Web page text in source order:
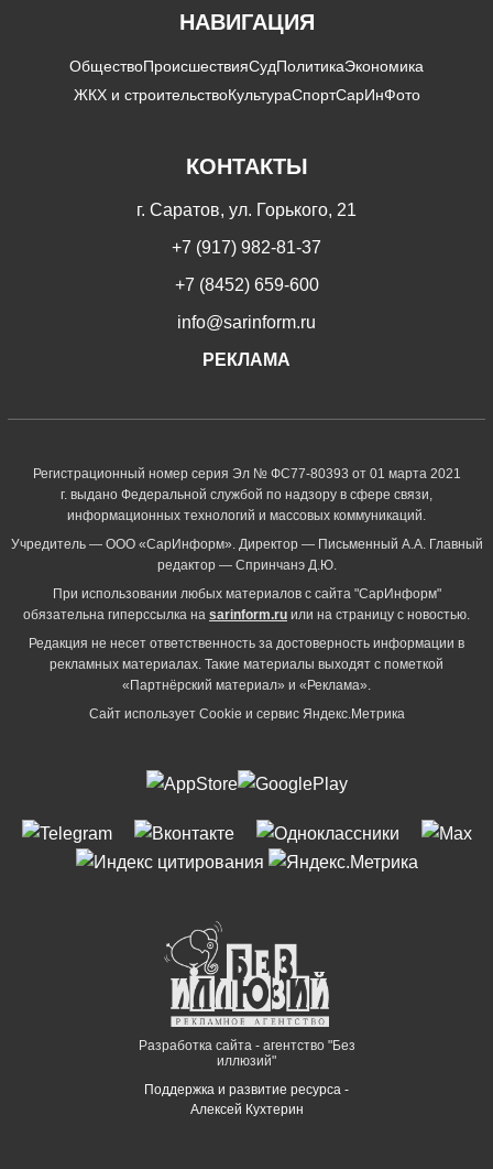
НАВИГАЦИЯ
ОбществоПроисшествияСудПолитикаЭкономика
ЖКХ и строительствоКультураСпортСарИнФото
КОНТАКТЫ
г. Саратов, ул. Горького, 21
+7 (917) 982-81-37
+7 (8452) 659-600
info@sarinform.ru
РЕКЛАМА
Регистрационный номер серия Эл № ФС77-80393 от 01 марта 2021
г. выдано Федеральной службой по надзору в сфере связи,
информационных технологий и массовых коммуникаций.
Учредитель — ООО «СарИнформ». Директор — Письменный А.А. Главный
редактор — Спринчанэ Д.Ю.
При использовании любых материалов с сайта "СарИнформ"
обязательна гиперссылка на sarinform.ru или на страницу с новостью.
Редакция не несет ответственность за достоверность информации в
рекламных материалах. Такие материалы выходят с пометкой
«Партнёрский материал» и «Реклама».
Сайт использует Cookie и сервиc Яндекс.Метрика
Разработка сайта - агентство "Без
иллюзий"
Поддержка и развитие ресурса -
Алексей Кухтерин